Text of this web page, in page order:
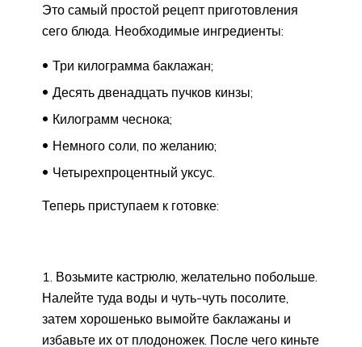
Это самый простой рецепт приготовления
сего блюда. Необходимые ингредиенты:
Три килограмма баклажан;
Десять двенадцать пучков кинзы;
Килограмм чеснока;
Немного соли, по желанию;
Четырехпроцентный уксус.
Теперь приступаем к готовке:
Возьмите кастрюлю, желательно побольше.
Налейте туда воды и чуть-чуть посолите,
затем хорошенько вымойте баклажаны и
избавьте их от плодоножек. После чего киньте